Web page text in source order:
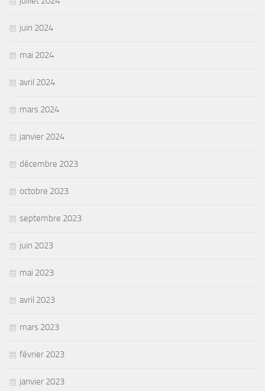
juin 2024
mai 2024
avril 2024
mars 2024
janvier 2024
décembre 2023
octobre 2023
septembre 2023
juin 2023
mai 2023
avril 2023
mars 2023
février 2023
janvier 2023